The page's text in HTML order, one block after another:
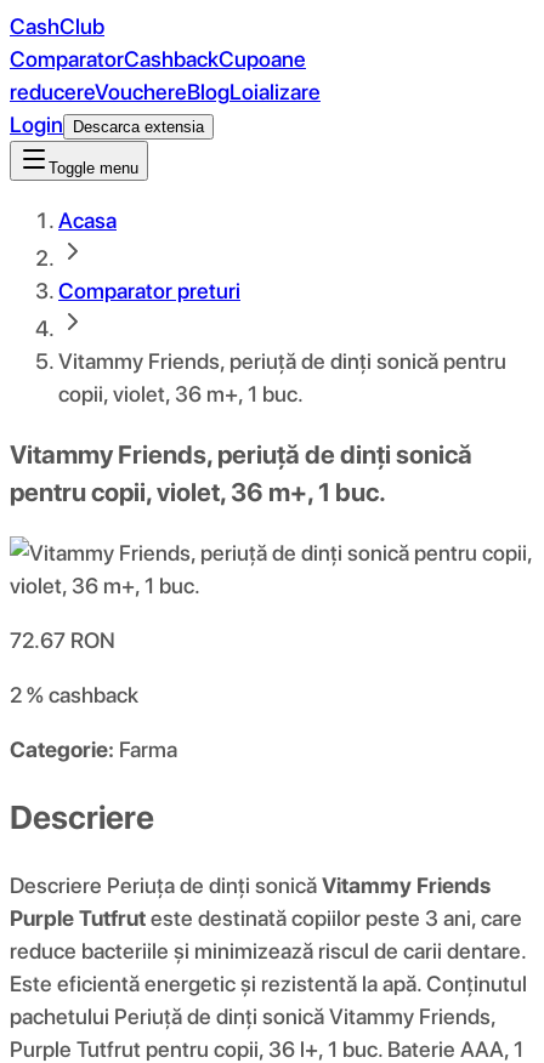
CashClub
ComparatorCashbackCupoane
reducereVouchereBlogLoializare
Login
Descarca extensia
Toggle menu
Acasa
Comparator preturi
Vitammy Friends, periuță de dinți sonică pentru
copii, violet, 36 m+, 1 buc.
Vitammy Friends, periuță de dinți sonică
pentru copii, violet, 36 m+, 1 buc.
72.67 RON
2 %cashback
Categorie: Farma
Descriere
Descriere Periuța de dinți sonicăVitammy Friends
Purple Tutfruteste destinată copiilor peste 3 ani, care
reduce bacteriile și minimizează riscul de carii dentare.
Este eficientă energetic și rezistentă la apă. Conținutul
pachetului Periuță de dinți sonică Vitammy Friends,
Purple Tutfrut pentru copii, 36 l+, 1 buc. Baterie AAA, 1